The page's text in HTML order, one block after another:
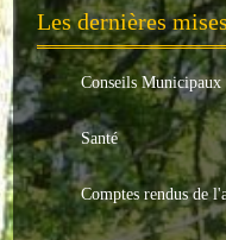
LA MAIRIE
Horaires
Agence postale
Le conseil municipal
Les élus
Les dernières
Conseils
Santé
Comptes rendus de